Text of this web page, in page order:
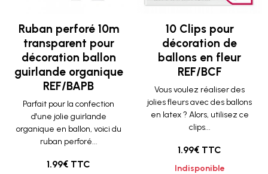
Ruban perforé 10m
transparent pour
décoration ballon
guirlande organique
REF/BAPB
Parfait pour la confection
d'une jolie guirlande
organique en ballon, voici du
ruban perforé...
1.99€ TTC
10 Clips pour
décoration de
ballons en fleur
REF/BCF
Vous voulez réaliser des
jolies fleurs avec des ballons
en latex ? Alors, utilisez ce
clips...
1.99€ TTC
Indisponible